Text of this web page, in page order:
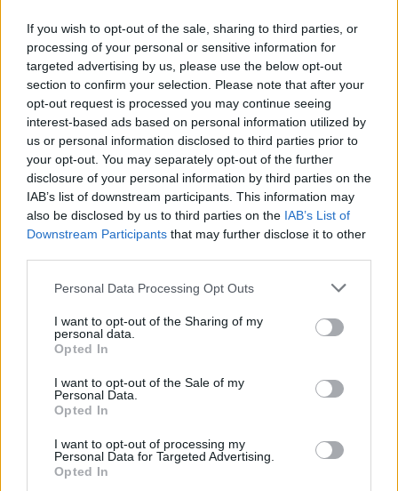
If you wish to opt-out of the sale, sharing to third parties, or
processing of your personal or sensitive information for
targeted advertising by us, please use the below opt-out
section to confirm your selection. Please note that after your
opt-out request is processed you may continue seeing
interest-based ads based on personal information utilized by
us or personal information disclosed to third parties prior to
your opt-out. You may separately opt-out of the further
disclosure of your personal information by third parties on the
IAB’s list of downstream participants. This information may
also be disclosed by us to third parties on the IAB’s List of
Downstream Participants that may further disclose it to other
Personal Data Processing Opt Outs
I want to opt-out of the Sharing of my
personal data.
Opted In
I want to opt-out of the Sale of my
Personal Data.
Opted In
I want to opt-out of processing my
Personal Data for Targeted Advertising.
Opted In
07.07.26
Το "Don’t Look Back in Anger" καταγράφει την επανένωση
των Oasis και την sold-out περιοδεία “Oasis Live
Philip Glass: Παγκόσμια γιορτή για τα 90ά
γενέθλιά του με πρεμιέρα της “Συμφωνίας
Νο. 15: Lincoln”
29.05.26